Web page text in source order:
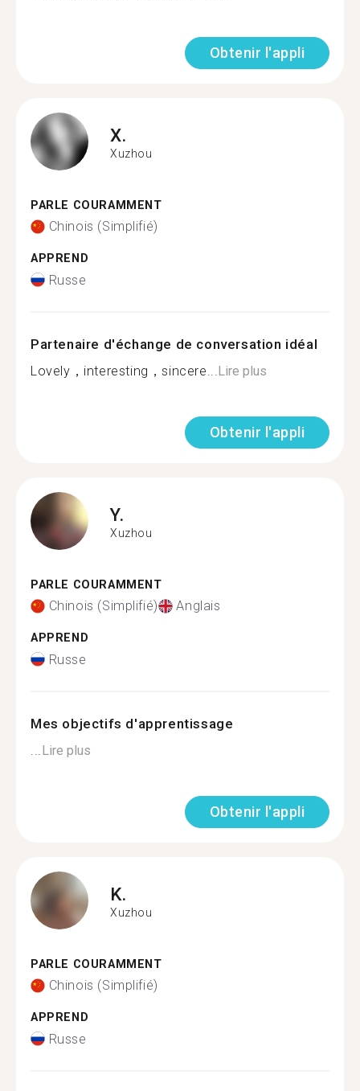
Obtenir l'appli
X.
Xuzhou
PARLE COURAMMENT
Chinois (Simplifié)
APPREND
Russe
Partenaire d'échange de conversation idéal
Lovely，interesting，sincere... Lire plus
Obtenir l'appli
Y.
Xuzhou
PARLE COURAMMENT
Chinois (Simplifié) Anglais
APPREND
Russe
Mes objectifs d'apprentissage
Lire plus
Obtenir l'appli
K.
Xuzhou
PARLE COURAMMENT
Chinois (Simplifié)
APPREND
Russe